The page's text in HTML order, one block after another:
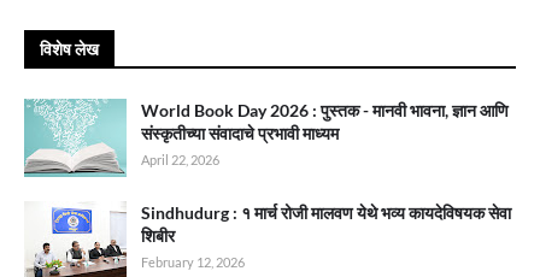
विशेष लेख
World Book Day 2026 : पुस्तक - मानवी भावना, ज्ञान आणि
संस्कृतीच्या संवादाचे प्रभावी माध्यम
April 22, 2026
Sindhudurg : १ मार्च रोजी मालवण येथे भव्य कायदेविषयक सेवा
शिबीर
February 12, 2026